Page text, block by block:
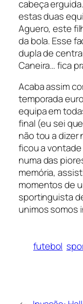
cabeça
estas duas
Aguero, este
da bola. Esse
dupla de
Caneira… fica
Acaba assim
temporada
equipa em
final (eu sei
não tou a dizer
ficou a
numa das
memória,
momentos de
sportinguista
unimos somos
futebol